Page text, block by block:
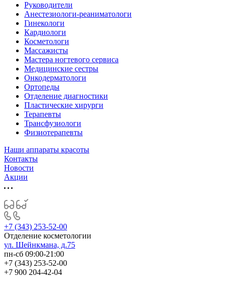
Руководители
Анестезиологи-реаниматологи
Гинекологи
Кардиологи
Косметологи
Массажисты
Мастера ногтевого сервиса
Медицинские сестры
Онкодерматологи
Ортопеды
Отделение диагностики
Пластические хирурги
Терапевты
Трансфузиологи
Физиотерапевты
Наши аппараты красоты
Контакты
Новости
Акции
+7 (343) 253-52-00
Отделение косметологии
ул. Шейнкмана, д.75
пн-сб 09:00-21:00
+7 (343) 253-52-00
+7 900 204-42-04